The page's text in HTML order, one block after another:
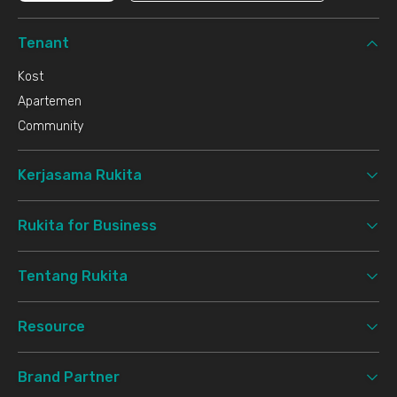
Tenant
Kost
Apartemen
Community
Kerjasama Rukita
Rukita for Business
Tentang Rukita
Resource
Brand Partner